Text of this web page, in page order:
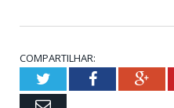
COMPARTILHAR:
TwitterFacebook
Email